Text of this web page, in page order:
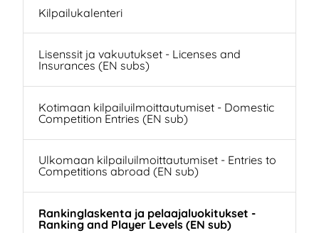
Kilpailukalenteri
Lisenssit ja vakuutukset - Licenses and
Insurances (EN subs)
Kotimaan kilpailuilmoittautumiset - Domestic
Competition Entries (EN sub)
Ulkomaan kilpailuilmoittautumiset - Entries to
Competitions abroad (EN sub)
Rankinglaskenta ja pelaajaluokitukset -
Ranking and Player Levels (EN sub)